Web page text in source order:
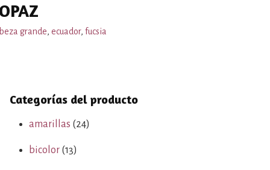
grande, ecuador, fucsia
Categorías del producto
amarillas (24)
bicolor (13)